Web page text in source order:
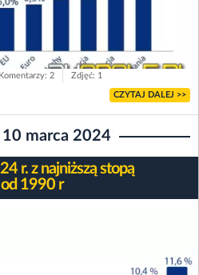
Komentarzy: 2 Zdjęć: 1
CZYTAJ DALEJ >>
10 marca 2024
r. z najniższą stopą
1990 r